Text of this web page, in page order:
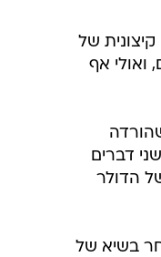
של
"אנו נמשיך בהידרדרות לכיוון ה-4 שקלים, ואולי אף
שני דברים
הדולר
בשיא של